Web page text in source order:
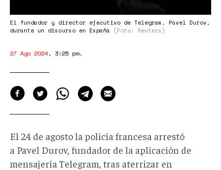
france-
security-
telegram.jpeg
El fundador y director ejecutivo de Telegram, Pavel Durov,
durante un discurso en España
(Foto: Reuters)
27 Ago 2024, 3:25 pm.
El 24 de agosto la policía francesa arrestó
a Pavel Durov, fundador de la aplicación de
mensajería Telegram, tras aterrizar en